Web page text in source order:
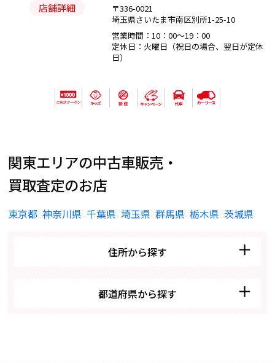
店舗詳細
〒336-0021
埼玉県さいたま市南区別所1-25-10
営業時間：10：00～19：00
定休日：火曜日（祝日の場合、翌日が定休
日）
関東エリアの中古車販売・
買取査定のお店
東京都 神奈川県 千葉県 埼玉県 群馬県 栃木県 茨城県
住所から探す
都道府県から探す